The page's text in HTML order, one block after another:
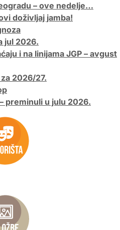
– ove nedelje…
doživljaj jamba!
jul 2026.
i na linijama JGP – avgust
2026/27.
preminuli u julu 2026.